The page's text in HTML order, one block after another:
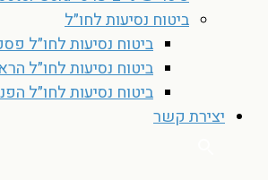
ביטוח נסיעות לחו״ל
ביטוח נסיעות לחו״ל
ביטוח נסיעות לחו״ל
ביטוח נסיעות לחו״ל
יצירת קשר